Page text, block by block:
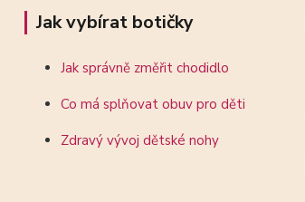
Jak vybírat botičky
Jak správně změřit chodidlo
Co má splňovat obuv pro děti
Zdravý vývoj dětské nohy